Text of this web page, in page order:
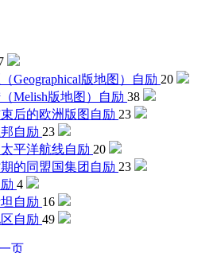
Geographical版地图）
自励 20
Melish版地图）
自励 38
后的欧洲版图 自励 23
自励 23
平洋航线自励 20
的同盟国集团 自励 23
4
自励 16
自励 49
页